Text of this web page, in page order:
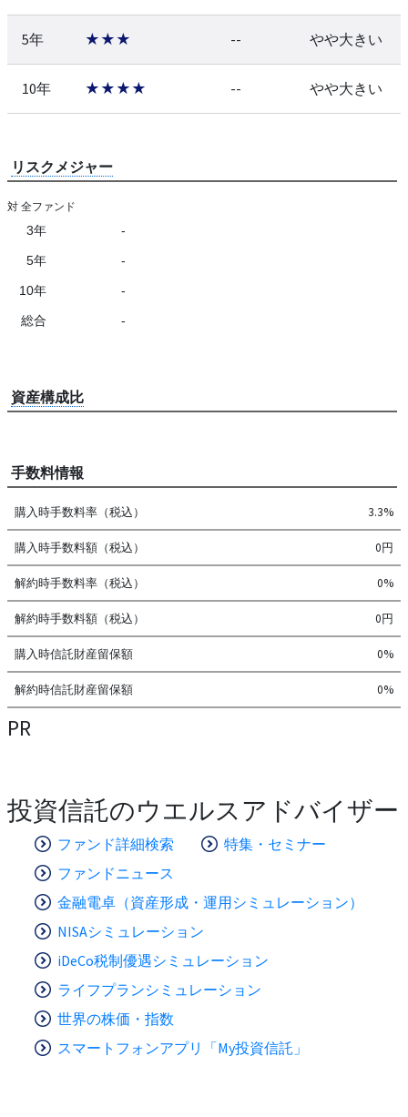
5年 ★★★ -- やや大きい
10年 ★★★★ -- やや大きい
リスクメジャー
対 全ファンド
3年 -
5年 -
10年 -
総合 -
資産構成比
手数料情報
購入時手数料率（税込） 3.3%
購入時手数料額（税込） 0円
解約時手数料率（税込） 0%
解約時手数料額（税込） 0円
購入時信託財産留保額 0%
解約時信託財産留保額 0%
PR
投資信託のウエルスアドバイザー
ファンド詳細検索
特集・セミナー
ファンドニュース
金融電卓（資産形成・運用シミュレーション）
NISAシミュレーション
iDeCo税制優遇シミュレーション
ライフプランシミュレーション
世界の株価・指数
スマートフォンアプリ「My投資信託」